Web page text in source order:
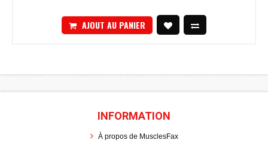
AJOUT AU PANIER
INFORMATION
À propos de MusclesFax